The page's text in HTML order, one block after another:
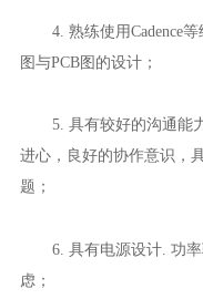
4. 熟练使用Cadence
图与PCB图的设计；
5. 具有较好的沟通能
进心，良好的协作意识，
题；
6. 具有电源设计. 功
虑；